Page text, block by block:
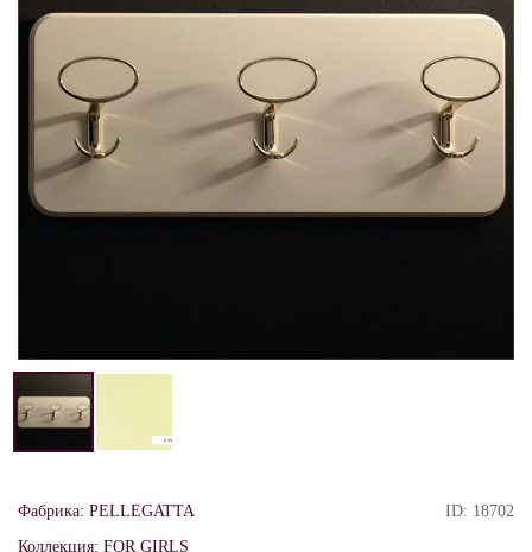
Фабрика: PELLEGATTA
Коллекция: FOR GIRLS
ID: 18702